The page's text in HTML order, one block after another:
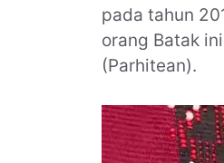
pada tahun
orang Batak
(Parhitean).